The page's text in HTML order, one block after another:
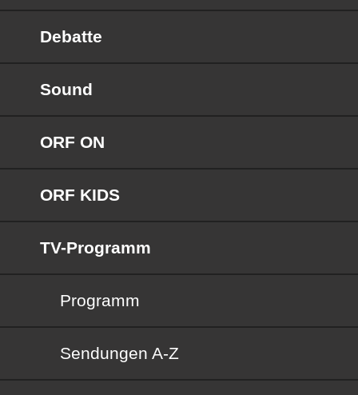
Debatte
Sound
ORF ON
ORF KIDS
TV-Programm
Programm
Sendungen von A bis Z
Sendungen A-Z